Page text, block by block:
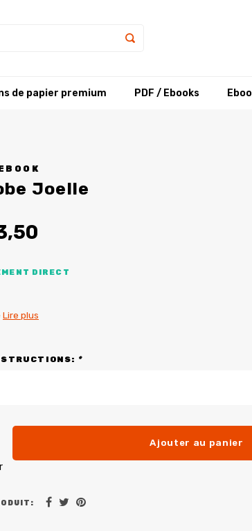
de papier premium PDF / Ebooks
Joelle
DIRECT
Lire plus
*
Ajouter au panier